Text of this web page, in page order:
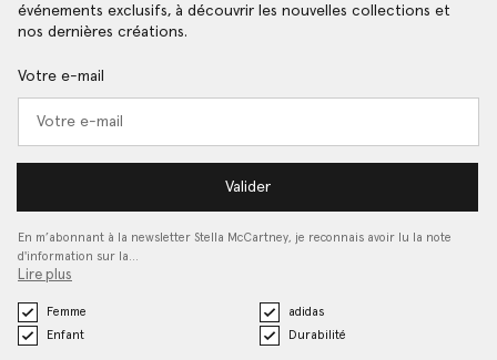
événements exclusifs, à découvrir les nouvelles collections et
nos dernières créations.
Votre e-mail
Valider
En m’abonnant à la newsletter Stella McCartney, je reconnais avoir lu la note
d'information sur la…
Lire plus
Femme
adidas
Enfant
Durabilité